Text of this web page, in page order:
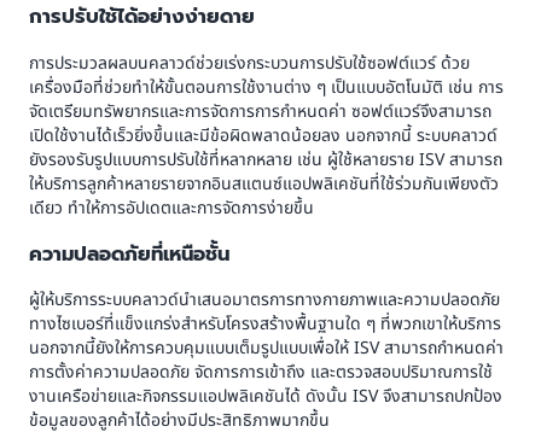
การปรับใช้ได้อย่างง่ายดาย
การประมวลผลบนคลาวด์ช่วยเร่งกระบวนการปรับใช้ซอฟต์แวร์ ด้วย
เครื่องมือที่ช่วยทำให้ขั้นตอนการใช้งานต่าง ๆ เป็นแบบอัตโนมัติ เช่น การ
จัดเตรียมทรัพยากรและการจัดการการกำหนดค่า ซอฟต์แวร์จึงสามารถ
เปิดใช้งานได้เร็วยิ่งขึ้นและมีข้อผิดพลาดน้อยลง นอกจากนี้ ระบบคลาวด์
ยังรองรับรูปแบบการปรับใช้ที่หลากหลาย เช่น ผู้ใช้หลายราย ISV สามารถ
ให้บริการลูกค้าหลายรายจากอินสแตนซ์แอปพลิเคชันที่ใช้ร่วมกันเพียงตัว
เดียว ทำให้การอัปเดตและการจัดการง่ายขึ้น
ความปลอดภัยที่เหนือชั้น
ผู้ให้บริการระบบคลาวด์นำเสนอมาตรการทางกายภาพและความปลอดภัย
ทางไซเบอร์ที่แข็งแกร่งสำหรับโครงสร้างพื้นฐานใด ๆ ที่พวกเขาให้บริการ
นอกจากนี้ยังให้การควบคุมแบบเต็มรูปแบบเพื่อให้ ISV สามารถกำหนดค่า
การตั้งค่าความปลอดภัย จัดการการเข้าถึง และตรวจสอบปริมาณการใช้
งานเครือข่ายและกิจกรรมแอปพลิเคชันได้ ดังนั้น ISV จึงสามารถปกป้อง
ข้อมูลของลูกค้าได้อย่างมีประสิทธิภาพมากขึ้น